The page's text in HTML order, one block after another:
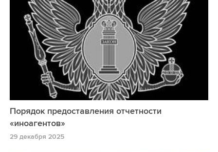
Порядок предоставления отчетности
«иноагентов»
29 декабря 2025